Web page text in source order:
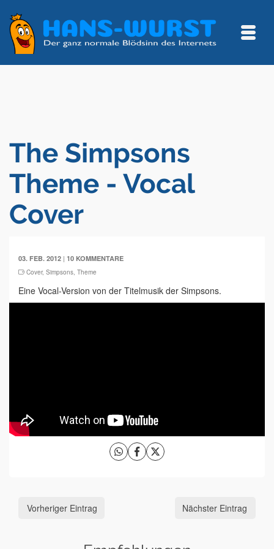
The Simpsons
Theme - Vocal
Cover
03. FEB. 2012 | 10 KOMMENTARE
Cover, Simpsons, Theme
Eine Vocal-Version von der Titelmusik der Simpsons.
Vorheriger Eintrag Nächster Eintrag